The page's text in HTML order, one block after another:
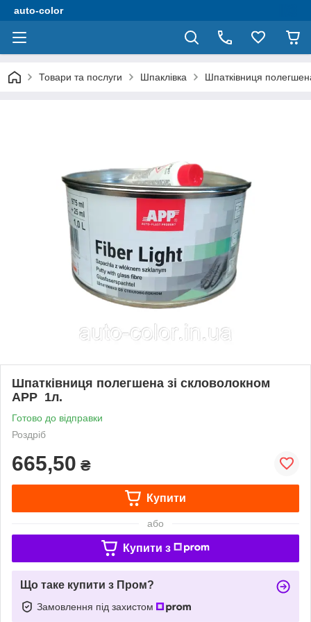
auto-color
Товари та послуги Шпаклівка Шпатківниця
Шпатківниця полегшена зі скловолокном
APP 1л.
Готово до відправки
Роздріб
665,50 ₴
Купити
або
Купити з
Що таке купити з Пром?
Замовлення під захистом